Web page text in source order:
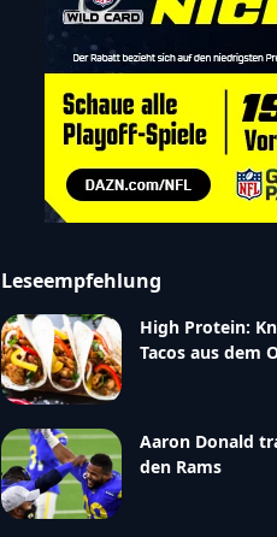
Leseempfehlung
High Protein:
Tacos aus dem
Aaron Donald
den Rams